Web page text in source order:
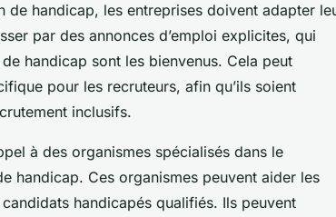
de handicap, les entreprises doivent adapter
par des annonces d’emploi explicites, qui
handicap sont les bienvenus. Cela peut
pour les recruteurs, afin qu’ils soient
inclusifs.
à des organismes spécialisés dans le
handicap. Ces organismes peuvent aider les
handicapés qualifiés. Ils peuvent